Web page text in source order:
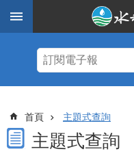
跳到主要內容區塊
題
式
查
首頁 主題式查詢
主題式查詢